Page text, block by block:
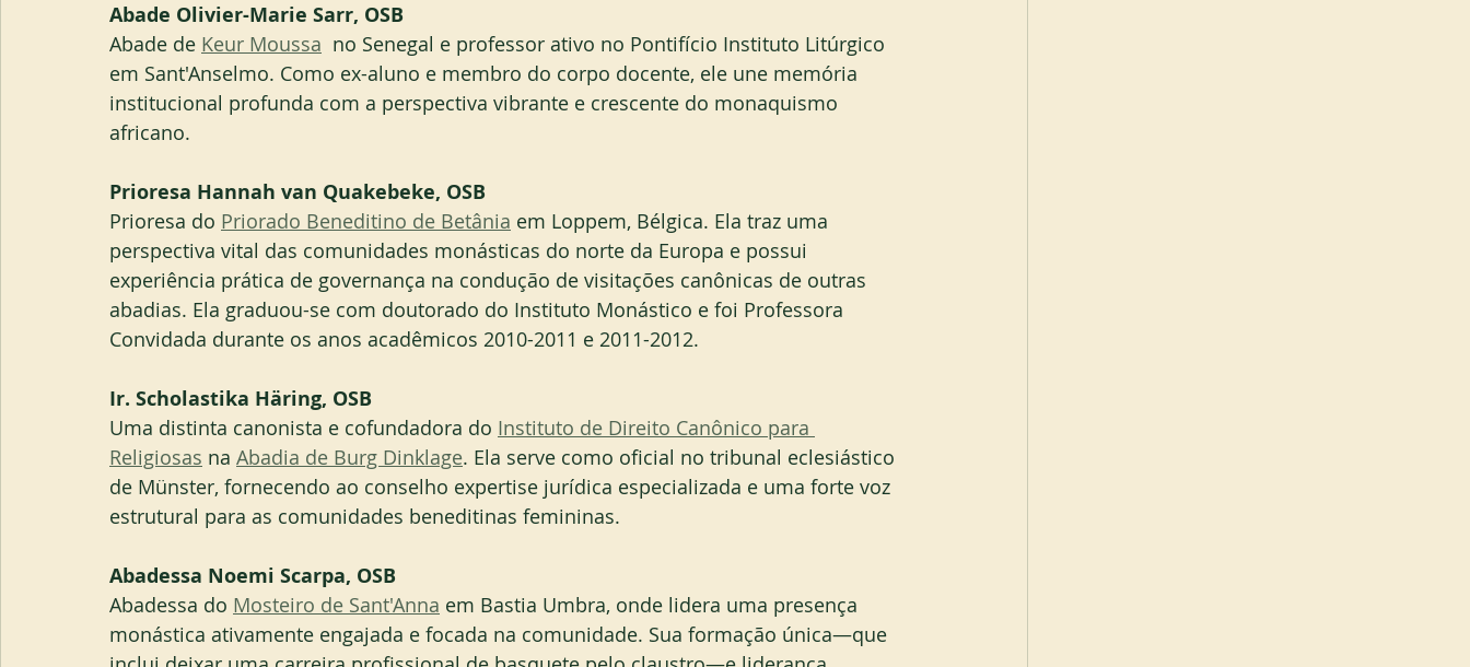
Abade Olivier-Marie Sarr, OSB
Abade de Keur Moussa no Senegal e professor ativo no Pontifício Instituto Litúrgico
em Sant'Anselmo. Como ex-aluno e membro do corpo docente, ele une memória
institucional profunda com a perspectiva vibrante e crescente do monaquismo
africano.
Prioresa Hannah van Quakebeke, OSB
Prioresa do Priorado Beneditino de Betânia em Loppem, Bélgica. Ela traz uma
perspectiva vital das comunidades monásticas do norte da Europa e possui
experiência prática de governança na condução de visitações canônicas de outras
abadias. Ela graduou-se com doutorado do Instituto Monástico e foi Professora
Convidada durante os anos acadêmicos 2010-2011 e 2011-2012.
Ir. Scholastika Häring, OSB
Uma distinta canonista e cofundadora do Instituto de Direito Canônico para
Religiosas na Abadia de Burg Dinklage. Ela serve como oficial no tribunal eclesiástico
de Münster, fornecendo ao conselho expertise jurídica especializada e uma forte voz
estrutural para as comunidades beneditinas femininas.
Abadessa Noemi Scarpa, OSB
Abadessa do Mosteiro de Sant'Anna em Bastia Umbra, onde lidera uma presença
monástica ativamente engajada e focada na comunidade. Sua formação única—que